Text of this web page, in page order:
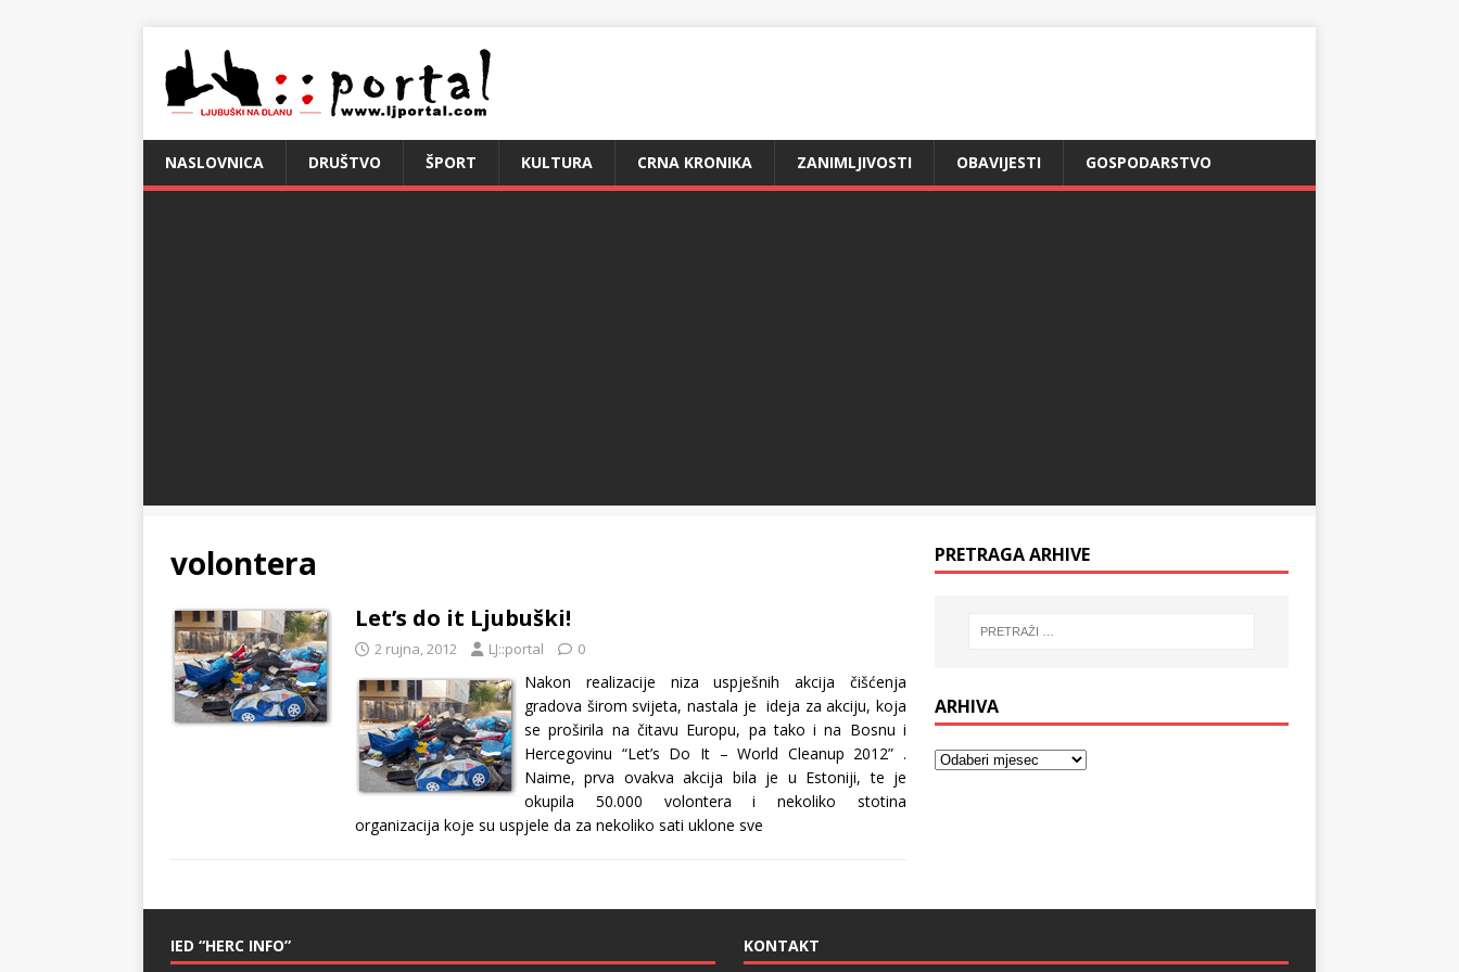
NASLOVNICA DRUŠTVO ŠPORT KULTURA CRNA KRONIKA ZANIMLJIVOSTI OBAVIJESTI GOSPODARSTVO
volontera
Let’s do it Ljubuški!
2 rujna, 2012 LJ::portal 0
Nakon realizacije niza uspješnih akcija čišćenja
gradova širom svijeta, nastala je ideja za akciju, koja
se proširila na čitavu Europu, pa tako i na Bosnu i
Hercegovinu “Let’s Do It – World Cleanup 2012” .
Naime, prva ovakva akcija bila je u Estoniji, te je
okupila 50.000 volontera i nekoliko stotina
organizacija koje su uspjele da za nekoliko sati uklone sve
PRETRAGA ARHIVE
ARHIVA
IED “HERC INFO” KONTAKT